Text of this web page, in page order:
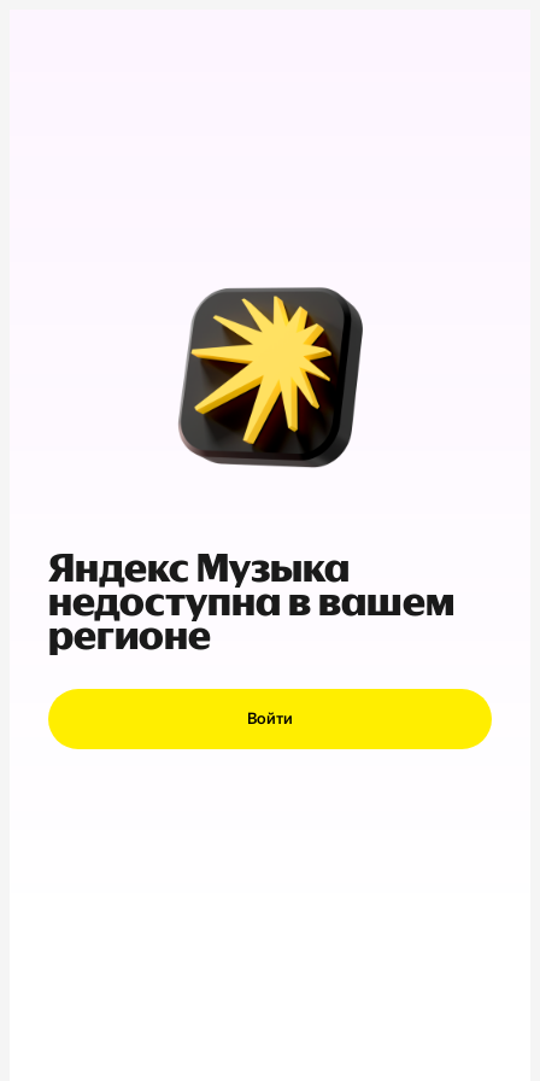
Яндекс Музыка
недоступна в вашем
регионе
Войти